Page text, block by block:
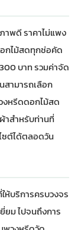
พดี ราคาไม่แพง
อกไม้สดทุกช่อคัด
บาท รวมค่าจัด
สามารถเลือก
งหรีดดอกไม้สด
าสำหรับท่านที่
ซต์ได้ตลอดวัน
ห้บริการครบวงจร
ม ไปจนถึงการ